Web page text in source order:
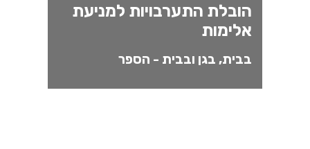
הובלת התערבויות למניעת
אלימות
בבית, בגן ובבית - הספר